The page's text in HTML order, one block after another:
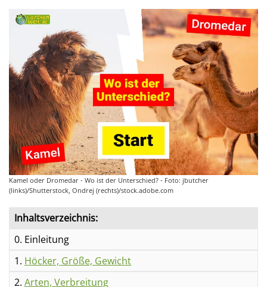
Kamel oder Dromedar - Wo ist der Unterschied? - Foto: jbutcher
(links)/Shutterstock, Ondrej (rechts)/stock.adobe.com
Inhaltsverzeichnis:
0. Einleitung
1. Höcker, Größe, Gewicht
2. Arten, Verbreitung